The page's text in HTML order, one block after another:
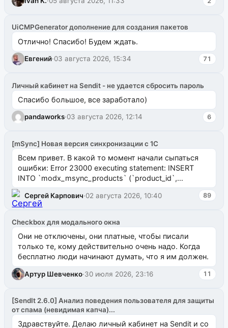
UiCMPGenerator дополнение для создания пакетов
Отлично! Спасибо! Будем ждать.
Евгений·03 августа 2026, 15:34 71
Личный кабинет на Sendit - не удается сбросить пароль
Спасибо большое, все заработало)
pandaworks·03 августа 2026, 12:14 6
[mSync] Новая версия синхронизации с 1С
Всем привет. В какой то момент начали сыпаться
ошибки: Error 23000 executing statement: INSERT
INTO `modx_msync_products` (`product_id`,
`uuid_1c`) VALUES ...
Сергей Карпович·02 августа 2026, 10:40 89
Checkbox для модального окна
Они не отключены, они платные, чтобы писали
только те, кому действительно очень надо. Когда
бесплатно люди начинают думать, что я им должен.
Артур Шевченко·30 июля 2026, 23:16 11
[SendIt 2.6.0] Анализ поведения пользователя для защиты
от спама (невидимая капча)...
Здравствуйте. Делаю личный кабинет на Sendit и со